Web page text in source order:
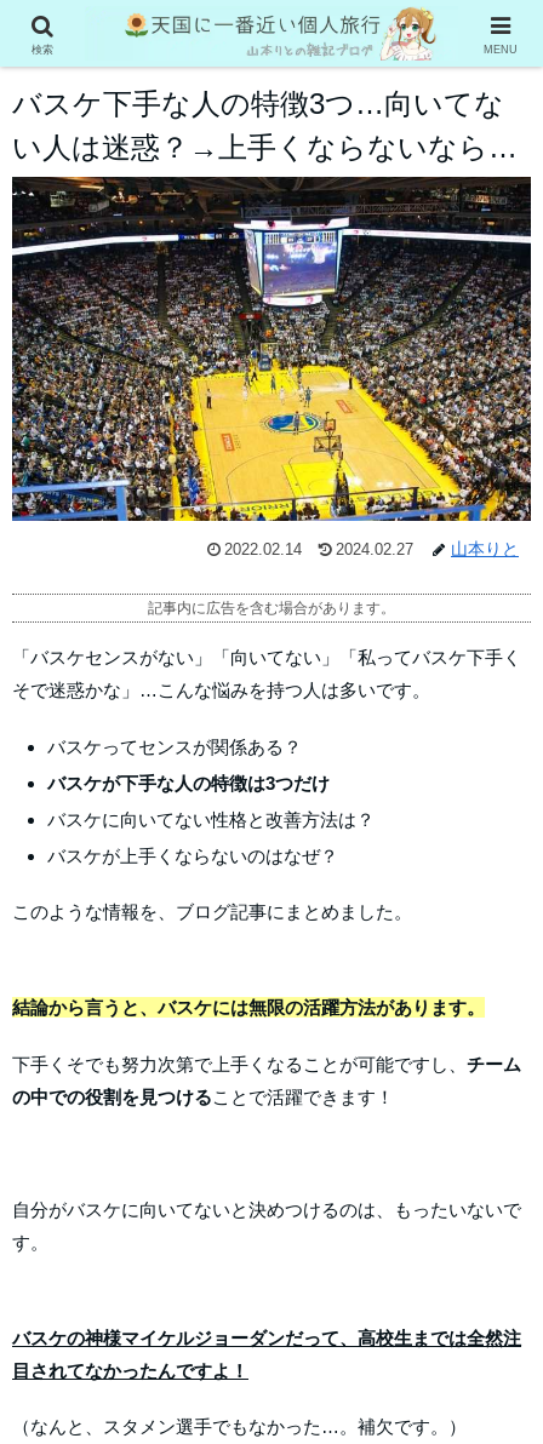
バスケ
バスケ下手な人の特徴3つ…向いてな
い人は迷惑？→上手くならないなら…
2022.02.14 2024.02.27 山本りと
記事内に広告を含む場合があります。
「バスケセンスがない」「向いてない」「私ってバスケ下手く
そで迷惑かな」…こんな悩みを持つ人は多いです。
バスケってセンスが関係ある？
バスケが下手な人の特徴は3つだけ
バスケに向いてない性格と改善方法は？
バスケが上手くならないのはなぜ？
このような情報を、ブログ記事にまとめました。
結論から言うと、バスケには無限の活躍方法があります。
下手くそでも努力次第で上手くなることが可能ですし、 チーム
の中での役割を見つけることで活躍できます！
自分がバスケに向いてないと決めつけるのは、もったいないで
す。
バスケの神様マイケルジョーダンだって、高校生までは全然注
目されてなかったんですよ！
（なんと、スタメン選手でもなかった…。補欠です。）
検索 MENU